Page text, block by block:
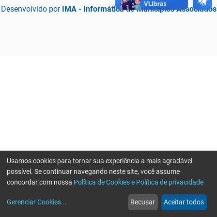
Desenvolvido por IMA - Informática de Municípios Associados
web
Notícias
more_horiz
Mais
Usamos cookies para tornar sua experiência a mais agradável
possível. Se continuar navegando neste site, você assume
concordar com nossa Política de Cookies e Política de privacidade
Gerenciar Cookies... Recusar Aceitar todos
Erro ao enviar informações, por favor tente novamente